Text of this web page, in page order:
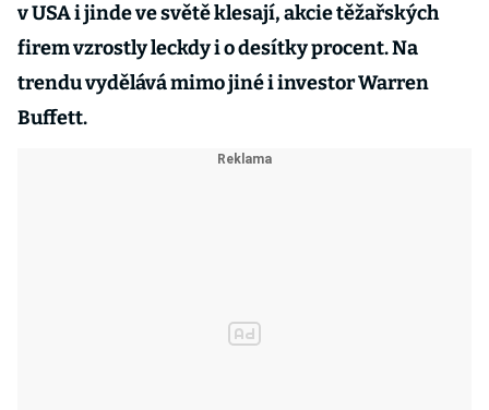
v USA i jinde ve světě klesají, akcie těžařských
firem vzrostly leckdy i o desítky procent. Na
trendu vydělává mimo jiné i investor Warren
Buffett.